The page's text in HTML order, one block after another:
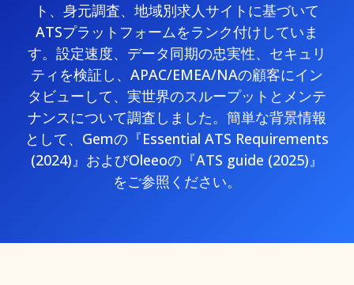
ト、身元調査、地域別求人サイトに基づいて
ATSプラットフォームをランク付けしていま
す。設定速度、データ同期の忠実性、セキュリ
ティを検証し、APAC/EMEA/NAの顧客にイン
タビューして、実世界のスループットとメンテ
ナンスについて調査しました。簡単な背景情報
として、Gemの『Essential ATS Requirements
(2024)』およびOleeoの『ATS guide (2025)』
をご参照ください。